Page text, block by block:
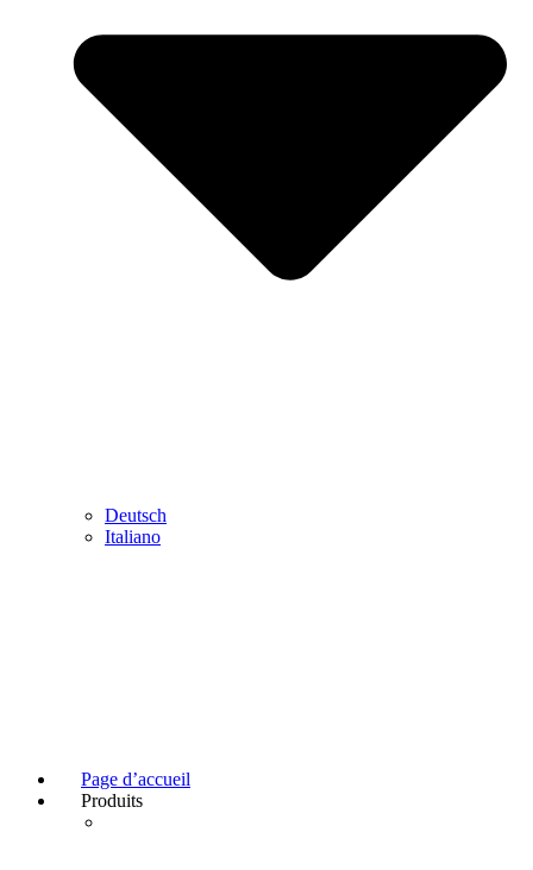
Deutsch
Italiano
Page d’accueil
Produits